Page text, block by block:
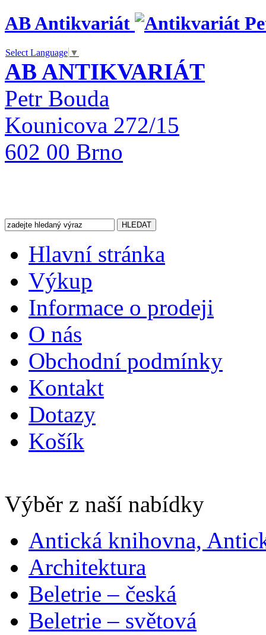
AB Antikvariát
Select Language ▼
AB ANTIKVARIÁT
Petr Bouda
Kounicova 272/15
602 00 Brno
Hlavní stránka
Výkup
Informace o prodeji
O nás
Obchodní podmínky
Kontakt
Dotazy
Košík
Výběr z naší nabídky
Antická knihovna,
Architektura
Beletrie – česká
Beletrie – světová